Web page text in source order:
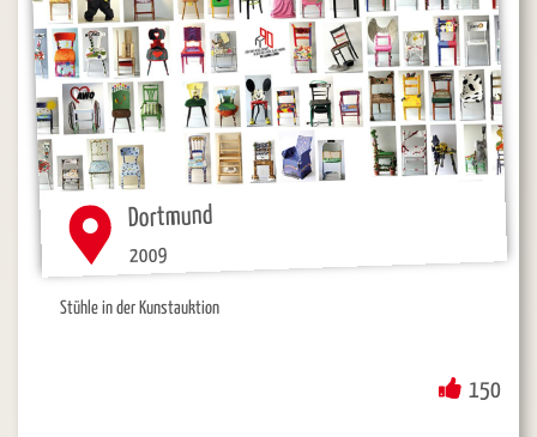
Dortmund
2009
Stühle in der Kunstauktion
150